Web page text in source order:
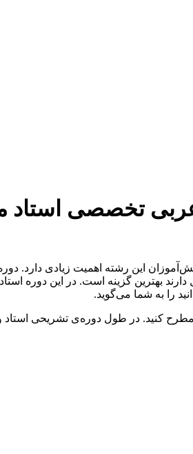
تخصصی استاد
این رشته اهمیت زیادی دارد.
بهترین گزینه است. در این دوره
مطرح کنید. در طول دوره‌ی تشریحی